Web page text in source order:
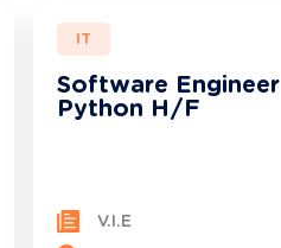
IT
Software Engineer
Python H/F
V.I.E